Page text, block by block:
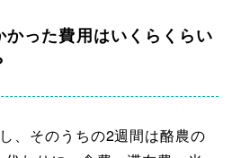
かった費用はいくらくらい
、そのうちの2週間は酪農の